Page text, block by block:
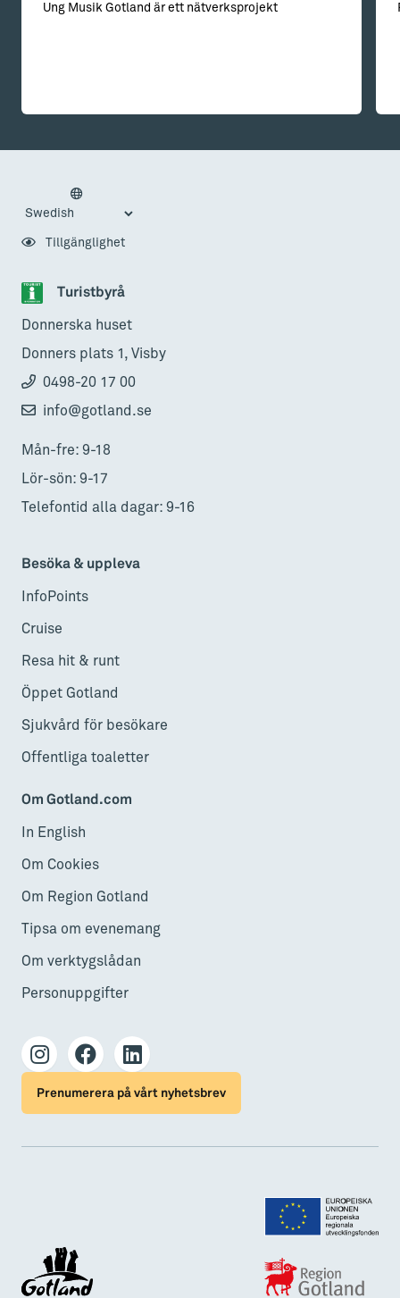
Ung Musik Gotland är ett nätverksprojekt
Turistbyrå
Donnerska huset
Donners plats 1, Visby
0498-20 17 00
info@gotland.se
Mån-fre: 9-18
Lör-sön: 9-17
Telefontid alla dagar: 9-16
Besöka & uppleva
InfoPoints
Cruise
Resa hit & runt
Öppet Gotland
Sjukvård för besökare
Offentliga toaletter
Om Gotland.com
In English
Om Cookies
Om Region Gotland
Tipsa om evenemang
Om verktygslådan
Personuppgifter
Tillgänglighet
Prenumerera på vårt nyhetsbrev